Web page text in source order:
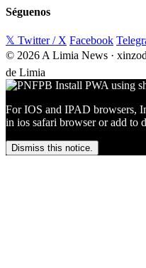
Séguenos
𝕏 Twitter / X Facebook
© 2026 A Limia News ·
de Limia
For IOS and IPAD browsers,
in ios safari browser or add to
Dismiss this notice.